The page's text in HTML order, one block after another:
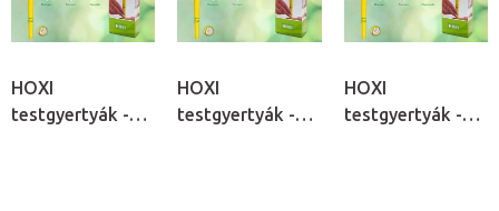
HOXI
testgyertyák -
HOXI
testgyertyák -
HOXI
testgyertyák -